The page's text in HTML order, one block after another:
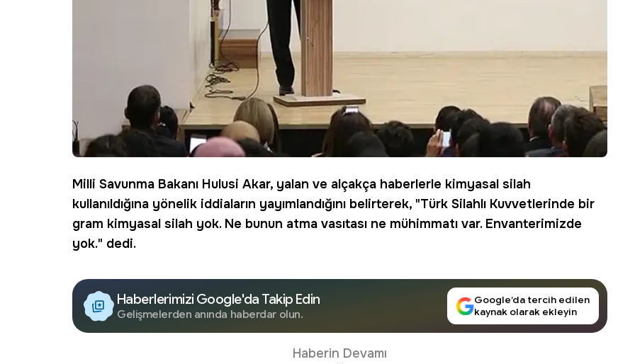
Milli Savunma Bakanı Hulusi Akar, yalan ve alçakça haberlerle kimyasal silah
kullanıldığına yönelik iddiaların yayımlandığını belirterek, "Türk Silahlı Kuvvetlerinde bir
gram kimyasal silah yok. Ne bunun atma vasıtası ne mühimmatı var. Envanterimizde
yok." dedi.
Haberlerimizi Google'da Takip Edin
Gelişmelerden anında haberdar olun.
Google’da tercih edilen
kaynak olarak ekleyin
Haberin Devamı